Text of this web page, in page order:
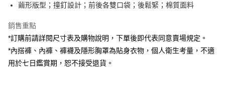
Apple Pay
街口支付
Google Pay
大哥付你分期
繭形版型；撞釘設計；前後各雙口袋；後鬆緊；棉質面料
銷售重點
*訂購前請詳閱尺寸表及購物說明，下單後即代表同意賣場規定。
*內搭褲、內褲、褲襪及隱形胸罩為貼身衣物，個人衛生考量，不適
用於七日鑑賞期，恕不接受退貨。